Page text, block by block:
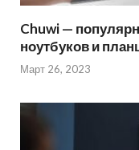
Chuwi —
ноутбуков и
Март 26, 2023